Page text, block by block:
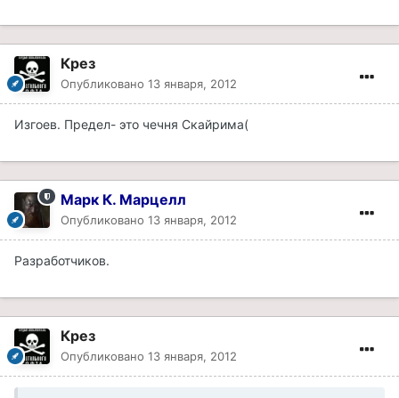
Крез
Опубликовано 13 января, 2012
Изгоев. Предел- это чечня Скайрима(
Марк К. Марцелл
Опубликовано 13 января, 2012
Разработчиков.
Крез
Опубликовано 13 января, 2012